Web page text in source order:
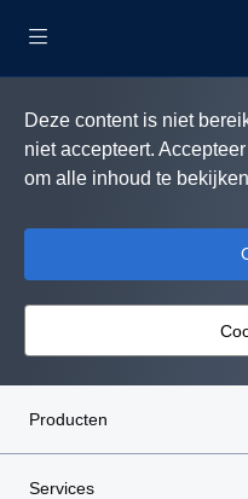
Deze content is niet
niet accepteert.
om alle inhoud te
Producten
Services